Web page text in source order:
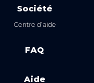
Société
Centre d’aide
FAQ
Aide